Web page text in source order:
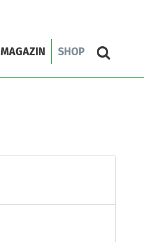
MAGAZIN SHOP